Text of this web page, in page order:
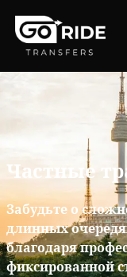
Частные
Забудьте о
длинных
благодаря
фиксированной